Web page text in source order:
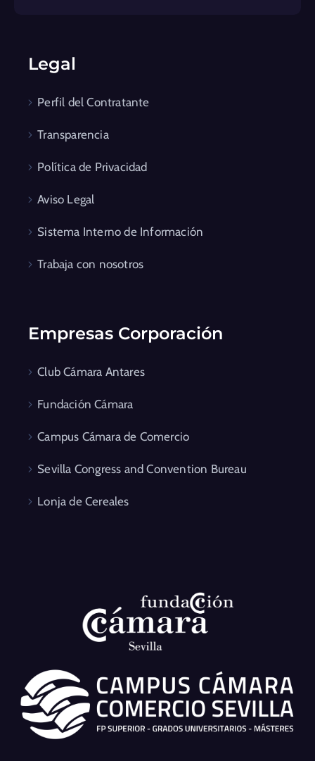
Legal
Perfil del Contratante
Transparencia
Política de Privacidad
Aviso Legal
Sistema Interno de Información
Trabaja con nosotros
Empresas Corporación
Club Cámara Antares
Fundación Cámara
Campus Cámara de Comercio
Sevilla Congress and Convention Bureau
Lonja de Cereales